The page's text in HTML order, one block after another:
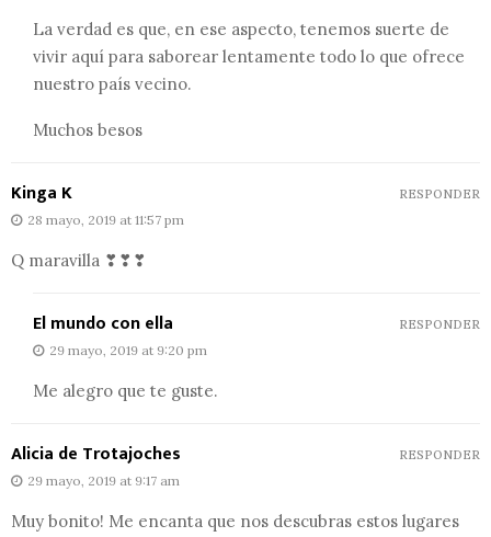
La verdad es que, en ese aspecto, tenemos suerte de
vivir aquí para saborear lentamente todo lo que ofrece
nuestro país vecino.
Muchos besos
Kinga K
28 mayo, 2019 at 11:57 pm
Q maravilla ❣❣❣
RESPONDER
El mundo con ella
29 mayo, 2019 at 9:20 pm
Me alegro que te guste.
RESPONDER
Alicia de Trotajoches
29 mayo, 2019 at 9:17 am
Muy bonito! Me encanta que nos descubras estos lugares
RESPONDER